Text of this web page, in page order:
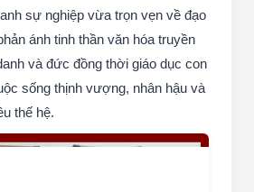
sự nghiệp vừa trọn vẹn về đạo
ánh tinh thần văn hóa truyền
và đức đồng thời giáo dục con
sống thịnh vượng, nhân hậu và
thế hệ.